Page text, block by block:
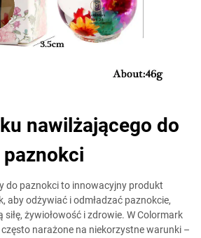
nawilżającego do
paznokci
do paznokci to innowacyjny produkt
aby odżywiać i odmładzać paznokcie,
żywiołowość i zdrowie. W Colormark
narażone na niekorzystne warunki –